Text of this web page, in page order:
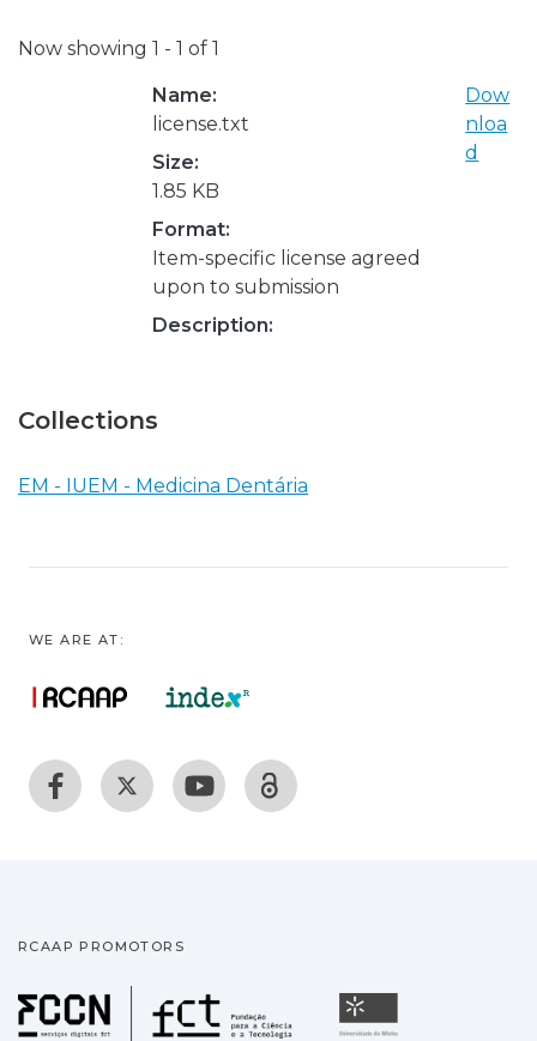
Now showing 1 - 1 of 1
Name:
license.txt
Size:
1.85 KB
Format:
Item-specific license agreed
upon to submission
Description:
Dow
nloa
d
Collections
EM - IUEM - Medicina Dentária
WE ARE AT:
RCAAP PROMOTORS
Fundação para a